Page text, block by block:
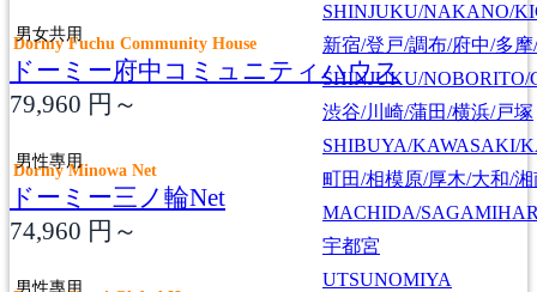
SHINJUKU/NAKANO/
新宿/登戸/調布/府中/多
SHINJUKU/
渋谷/川崎/蒲田/横浜/戸塚
SHIBUYA/KAWASAKI/
町田/相模原/厚木/大和/湘
MACHIDA/
宇都宮
UTSUNOMIYA
男女共用
Dormy Fuchu Community House
ドーミー府中コミュニティハウス
79,960 円～
男性專用
Dormy Minowa Net
ドーミー三ノ輪Net
74,960 円～
男性專用